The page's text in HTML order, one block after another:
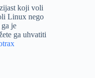
koji voli
Linux nego
je
ga uhvatiti